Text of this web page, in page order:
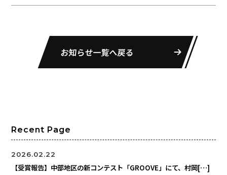
お知らせ一覧へ戻る
Recent Page
2026.02.22
【受賞報告】中部地区の新コンテスト「GROOVE」にて、村岡[…]